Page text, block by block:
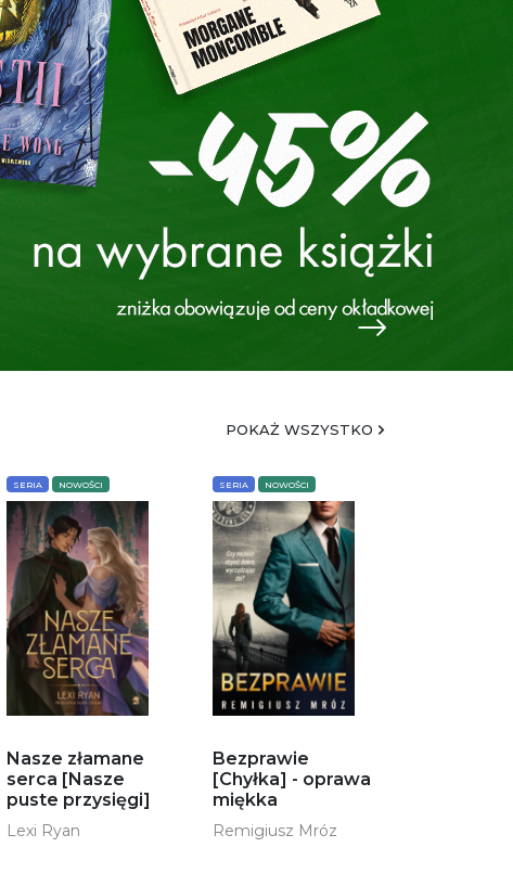
POKAŻ WSZYSTKO
SERIA NOWOŚCI
Nasze złamane
serca [Nasze
puste przysięgi]
Lexi Ryan
SERIA NOWOŚCI
Bezprawie
[Chyłka] - oprawa
miękka
Remigiusz Mróz